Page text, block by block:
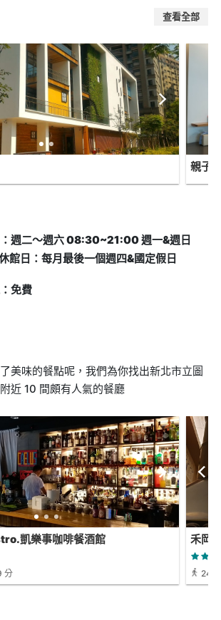
查看全部
親子
週二～週六 08:30~21:00 週一&週日
日：每月最後一個週四&國定假日
免費
美味的餐點呢，我們為你找出新北市立圖
近 10 間頗有人氣的餐廳
凱樂事咖啡餐酒館
分
禾岡
24